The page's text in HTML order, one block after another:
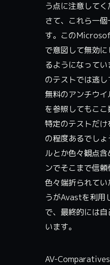
う点に注意してく
さて、これら一
す。この
で意図して無効
るようになって
のテストでは逃し
無料のアンチウ
を参照してもこ
特定のテストだ
の程度あるでし
ルとか色々観点
ンでそこまで信
色々端折られて
うがAvastを利用
で、最終的には
います。
AV-